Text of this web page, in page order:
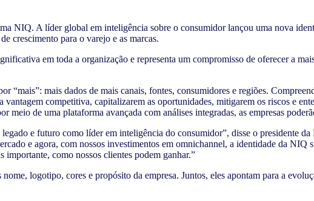
NIQ. A líder global em inteligência sobre o consumidor lançou uma nova
crescimento para o varejo e as marcas.
em toda a organização e representa um compromisso de oferecer a
“mais”: mais dados de mais canais, fontes, consumidores e regiões.
vantagem competitiva, capitalizarem as oportunidades, mitigarem os riscos e
meio de uma plataforma avançada com análises integradas, as empresas
e futuro como líder em inteligência do consumidor”, disse o presidente
e agora, com nossos investimentos em omnichannel, a identidade da
importante, como nossos clientes podem ganhar.”
logotipo, cores e propósito da empresa. Juntos, eles apontam para a